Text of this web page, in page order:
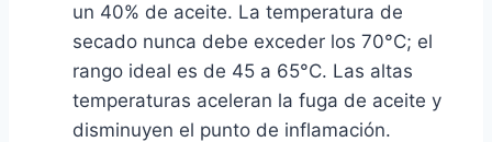
un 40% de aceite. La temperatura de
secado nunca debe exceder los 70°C; el
rango ideal es de 45 a 65°C. Las altas
temperaturas aceleran la fuga de aceite y
disminuyen el punto de inflamación.